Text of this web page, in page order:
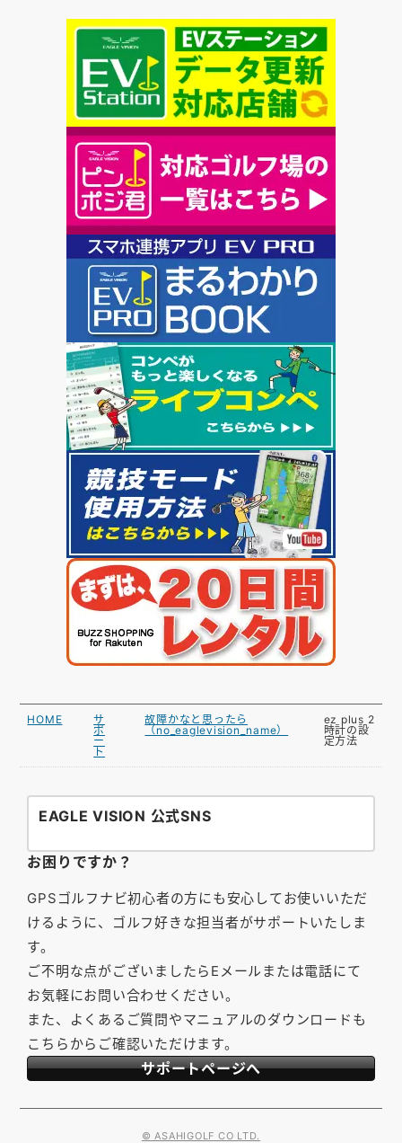
HOME
サ
ポ
ー
ト
故障かなと思ったら
（no_eaglevision_name）
ez plus 2
時計の設
定方法
EAGLE VISION 公式SNS
お困りですか？
GPSゴルフナビ初心者の方にも安心してお使いいただ
けるように、ゴルフ好きな担当者がサポートいたしま
す。
ご不明な点がございましたらEメールまたは電話にて
お気軽にお問い合わせください。
また、よくあるご質問やマニュアルのダウンロードも
こちらからご確認いただけます。
サポートページへ
© ASAHIGOLF CO LTD.